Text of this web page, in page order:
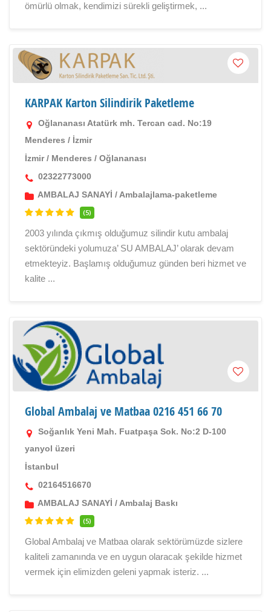
ömürlü olmak, kendimizi sürekli geliştirmek, ...
KARPAK Karton Silindirik Paketleme
Oğlananası Atatürk mh. Tercan cad. No:19
Menderes / İzmir
İzmir/ Menderes / Oğlananası
02322773000
AMBALAJ SANAYİ / Ambalajlama-paketleme
(5)
2003 yılında çıkmış olduğumuz silindir kutu ambalaj
sektöründeki yolumuza’ SU AMBALAJ’ olarak devam
etmekteyiz. Başlamış olduğumuz günden beri hizmet ve
kalite ...
Global Ambalaj ve Matbaa 0216 451 66 70
Soğanlık Yeni Mah. Fuatpaşa Sok. No:2 D-100
yanyol üzeri
İstanbul
02164516670
AMBALAJ SANAYİ / Ambalaj Baskı
(5)
Global Ambalaj ve Matbaa olarak sektörümüzde sizlere
kaliteli zamanında ve en uygun olaracak şekilde hizmet
vermek için elimizden geleni yapmak isteriz. ...